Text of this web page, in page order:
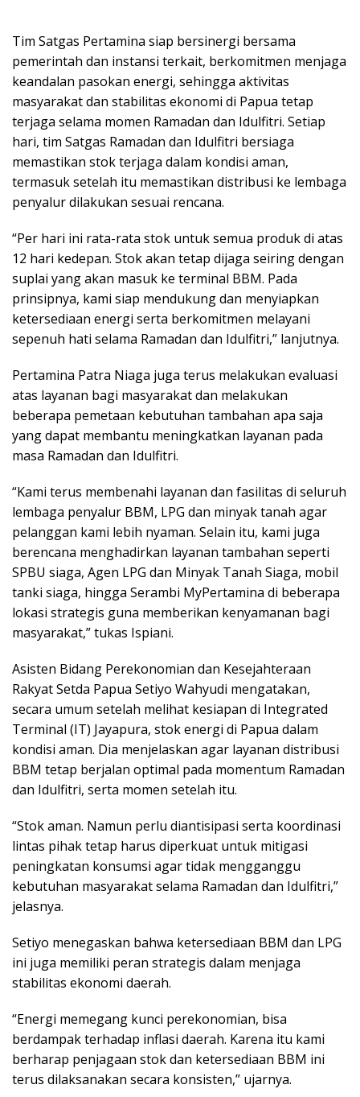
Tim Satgas Pertamina siap bersinergi bersama
pemerintah dan instansi terkait, berkomitmen menjaga
keandalan pasokan energi, sehingga aktivitas
masyarakat dan stabilitas ekonomi di Papua tetap
terjaga selama momen Ramadan dan Idulfitri. Setiap
hari, tim Satgas Ramadan dan Idulfitri bersiaga
memastikan stok terjaga dalam kondisi aman,
termasuk setelah itu memastikan distribusi ke lembaga
penyalur dilakukan sesuai rencana.
“Per hari ini rata-rata stok untuk semua produk di atas
12 hari kedepan. Stok akan tetap dijaga seiring dengan
suplai yang akan masuk ke terminal BBM. Pada
prinsipnya, kami siap mendukung dan menyiapkan
ketersediaan energi serta berkomitmen melayani
sepenuh hati selama Ramadan dan Idulfitri,” lanjutnya.
Pertamina Patra Niaga juga terus melakukan evaluasi
atas layanan bagi masyarakat dan melakukan
beberapa pemetaan kebutuhan tambahan apa saja
yang dapat membantu meningkatkan layanan pada
masa Ramadan dan Idulfitri.
“Kami terus membenahi layanan dan fasilitas di seluruh
lembaga penyalur BBM, LPG dan minyak tanah agar
pelanggan kami lebih nyaman. Selain itu, kami juga
berencana menghadirkan layanan tambahan seperti
SPBU siaga, Agen LPG dan Minyak Tanah Siaga, mobil
tanki siaga, hingga Serambi MyPertamina di beberapa
lokasi strategis guna memberikan kenyamanan bagi
masyarakat,” tukas Ispiani.
Asisten Bidang Perekonomian dan Kesejahteraan
Rakyat Setda Papua Setiyo Wahyudi mengatakan,
secara umum setelah melihat kesiapan di Integrated
Terminal (IT) Jayapura, stok energi di Papua dalam
kondisi aman. Dia menjelaskan agar layanan distribusi
BBM tetap berjalan optimal pada momentum Ramadan
dan Idulfitri, serta momen setelah itu.
“Stok aman. Namun perlu diantisipasi serta koordinasi
lintas pihak tetap harus diperkuat untuk mitigasi
peningkatan konsumsi agar tidak mengganggu
kebutuhan masyarakat selama Ramadan dan Idulfitri,”
jelasnya.
Setiyo menegaskan bahwa ketersediaan BBM dan LPG
ini juga memiliki peran strategis dalam menjaga
stabilitas ekonomi daerah.
“Energi memegang kunci perekonomian, bisa
berdampak terhadap inflasi daerah. Karena itu kami
berharap penjagaan stok dan ketersediaan BBM ini
terus dilaksanakan secara konsisten,” ujarnya.